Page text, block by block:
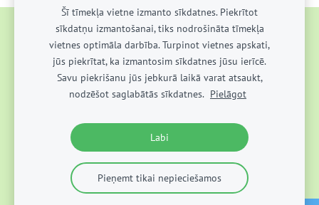
AKTUALITĀTES PAR SKOLU
MĀCĪBU DARBS
AUDZINĀŠANAS DARBS
KONTAKTI
UZŅEMŠANA
SĪKDATNES
Valdemārpils vidusskola Ⓒ 2022
Šī tīmekļa vietne izmanto sīkdatnes. Piekrītot
sīkdatņu izmantošanai, tiks nodrošināta tīmekļa
vietnes optimāla darbība. Turpinot vietnes apskati,
jūs piekrītat, ka izmantosim sīkdatnes jūsu ierīcē.
Savu piekrišanu jūs jebkurā laikā varat atsaukt,
nodzēšot saglabātās sīkdatnes. Pielāgot
Labi
Pieņemt tikai nepieciešamos